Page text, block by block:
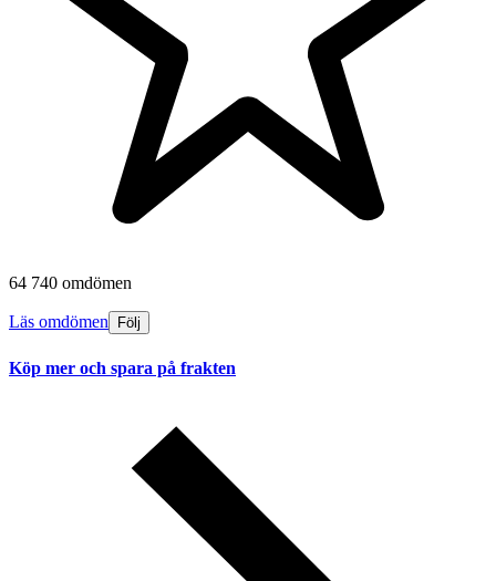
64 740 omdömen
Läs omdömen Följ
Köp mer och spara på frakten